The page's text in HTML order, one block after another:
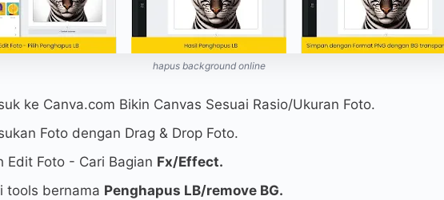
hapus background online
ke Canva.com Bikin Canvas Sesuai Rasio/Ukuran Foto.
Foto dengan Drag & Drop Foto.
Edit Foto - Cari Bagian Fx/Effect.
tools bernama Penghapus LB/remove BG.